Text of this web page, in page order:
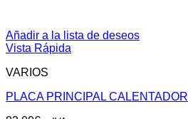
Añadir a la lista de deseos
Vista Rápida
VARIOS
PLACA PRINCIPAL CALENTADOR